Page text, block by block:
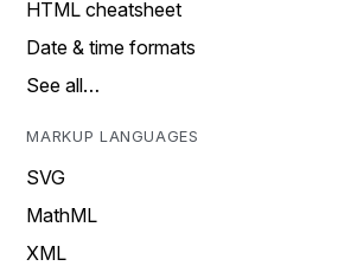
HTML cheatsheet
Date & time formats
See all…
MARKUP LANGUAGES
SVG
MathML
XML